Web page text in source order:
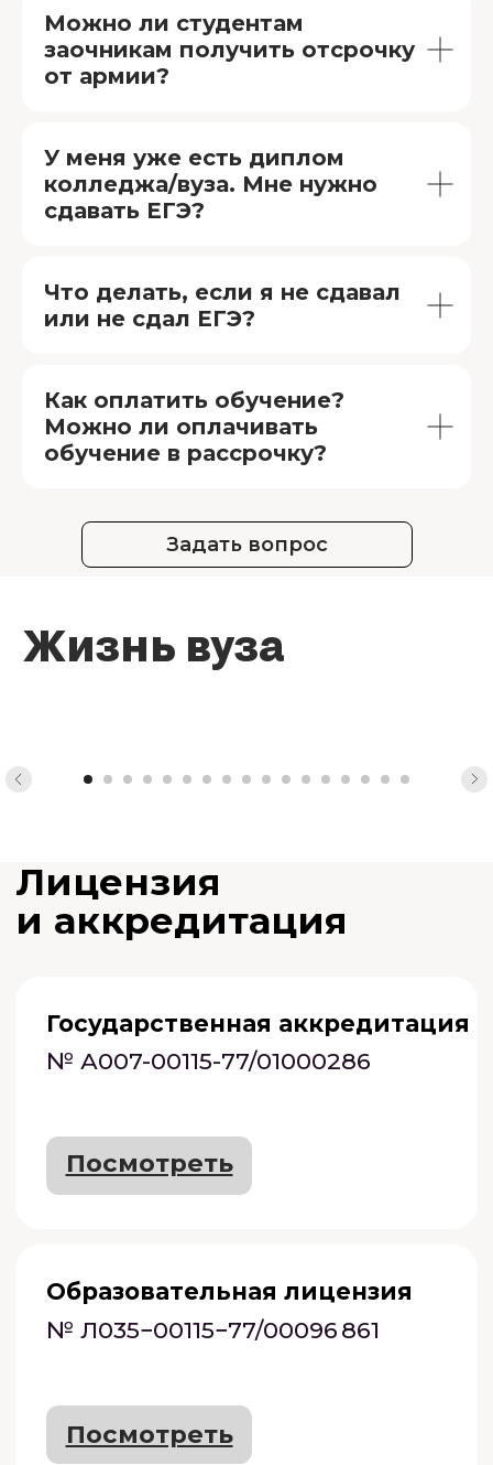
Можно ли студентам
заочникам получить отсрочку
от армии?
У меня уже есть диплом
колледжа/вуза. Мне нужно
сдавать ЕГЭ?
Что делать, если я не сдавал
или не сдал ЕГЭ?
Как оплатить обучение?
Можно ли оплачивать
обучение в рассрочку?
Задать вопрос